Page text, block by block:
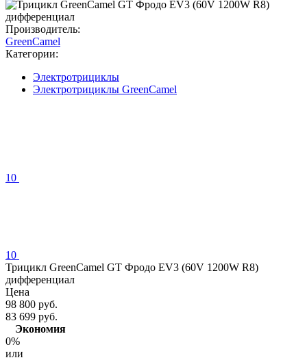
Производитель:
GreenCamel
Категории:
Электротрициклы
Электротрициклы GreenCamel
10
10
Трицикл GreenCamel GT Фродо EV3 (60V 1200W R8)
дифференциал
Цена
98 800 руб.
83 699 руб.
Экономия
0%
или